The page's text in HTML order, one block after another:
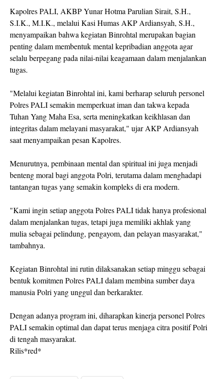
Kapolres PALI, AKBP Yunar Hotma Parulian Sirait, S.H.,
S.I.K., M.I.K., melalui Kasi Humas AKP Ardiansyah, S.H.,
menyampaikan bahwa kegiatan Binrohtal merupakan bagian
penting dalam membentuk mental kepribadian anggota agar
selalu berpegang pada nilai-nilai keagamaan dalam menjalankan
tugas.
"Melalui kegiatan Binrohtal ini, kami berharap seluruh personel
Polres PALI semakin memperkuat iman dan takwa kepada
Tuhan Yang Maha Esa, serta meningkatkan keikhlasan dan
integritas dalam melayani masyarakat," ujar AKP Ardiansyah
saat menyampaikan pesan Kapolres.
Menurutnya, pembinaan mental dan spiritual ini juga menjadi
benteng moral bagi anggota Polri, terutama dalam menghadapi
tantangan tugas yang semakin kompleks di era modern.
"Kami ingin setiap anggota Polres PALI tidak hanya profesional
dalam menjalankan tugas, tetapi juga memiliki akhlak yang
mulia sebagai pelindung, pengayom, dan pelayan masyarakat,"
tambahnya.
Kegiatan Binrohtal ini rutin dilaksanakan setiap minggu sebagai
bentuk komitmen Polres PALI dalam membina sumber daya
manusia Polri yang unggul dan berkarakter.
Dengan adanya program ini, diharapkan kinerja personel Polres
PALI semakin optimal dan dapat terus menjaga citra positif Polri
di tengah masyarakat.
Rilis*red*